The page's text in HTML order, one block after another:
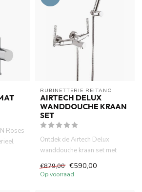
Roses
RUBINETTERIE REITANO
AIRTECH DELUX
WANDDOUCHE KRAAN
SET
Ontdek de Airtech Delux
wanddouche kraan set met
strak design, dubbele hendels
e...
€879,00 €590,00
Op voorraad